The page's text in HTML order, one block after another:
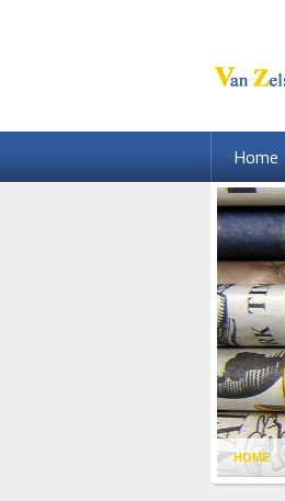
HOME
Home